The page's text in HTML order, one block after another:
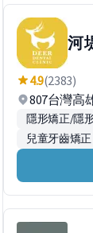
河
4.9(2383)
807台灣高
隱形矯正/隱
兒童牙齒矯正